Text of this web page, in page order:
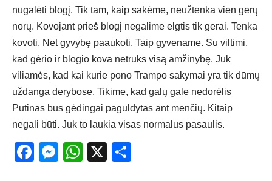
nugalėti blogį. Tik tam, kaip sakėme, neužtenka vien gerų
norų. Kovojant prieš blogį negalime elgtis tik gerai. Tenka
kovoti. Net gyvybę paaukoti. Taip gyvename. Su viltimi,
kad gėrio ir blogio kova netruks visą amžinybę. Juk
viliamės, kad kai kurie pono Trampo sakymai yra tik dūmų
uždanga derybose. Tikime, kad galų gale nedorėlis
Putinas bus gėdingai paguldytas ant menčių. Kitaip
negali būti. Juk to laukia visas normalus pasaulis.
Facebook
Messenger
WhatsApp
X